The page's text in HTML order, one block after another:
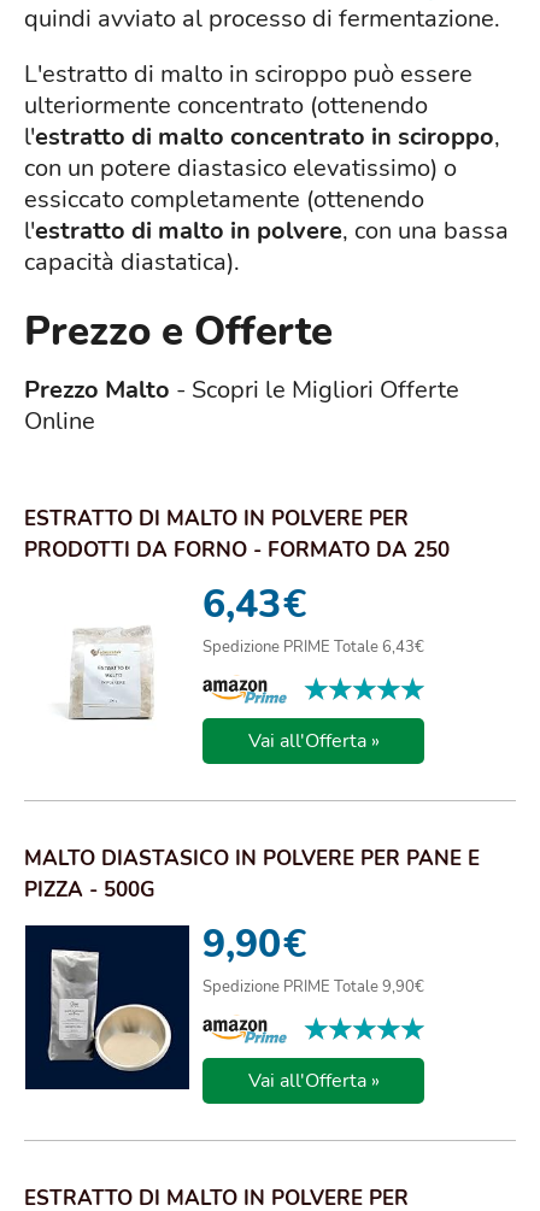
quindi avviato al processo di fermentazione.
L'estratto di malto in sciroppo può essere
ulteriormente concentrato (ottenendo
l'estratto di malto concentrato in sciroppo,
con un potere diastasico elevatissimo) o
essiccato completamente (ottenendo
l'estratto di malto in polvere, con una bassa
capacità diastatica).
Prezzo e Offerte
Prezzo Malto - Scopri le Migliori Offerte
Online
ESTRATTO DI MALTO IN POLVERE PER
PRODOTTI DA FORNO - FORMATO DA 250
6,43€
Spedizione PRIME Totale 6,43€
★★★★★
★★★★★
Vai all'Offerta »
MALTO DIASTASICO IN POLVERE PER PANE E
PIZZA - 500G
9,90€
Spedizione PRIME Totale 9,90€
★★★★★
★★★★★
Vai all'Offerta »
ESTRATTO DI MALTO IN POLVERE PER